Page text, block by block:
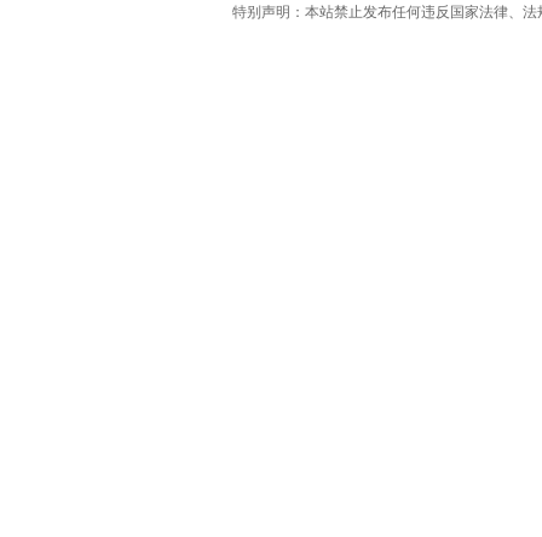
特别声明：本站禁止发布任何违反国家法律、